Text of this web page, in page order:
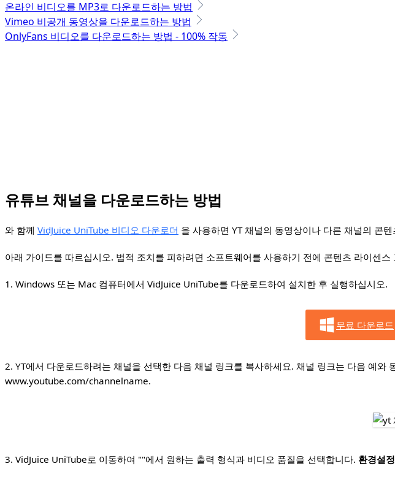
온라인 비디오를 MP3로 다운로드하는 방법
Vimeo 비공개 동영상을 다운로드하는 방법
OnlyFans 비디오를 다운로드하는 방법 - 100% 작동
유튜브 채널을 다운로드하는 방법
와 함께 VidJuice UniTube 비디오 다운로더 을 사용하면 YT 채널의 동영상이나 다른 채널의 콘
아래 가이드를 따르십시오. 법적 조치를 피하려면 소프트웨어를 사용하기 전에 콘텐츠 라이센
1. Windows 또는 Mac 컴퓨터에서 VidJuice UniTube를 다운로드하여 설치한 후 실행하십시오.
무료 다운로드
2. YT에서 다운로드하려는 채널을 선택한 다음 채널 링크를 복사하세요. 채널 링크는 다음
www.youtube.com/channelname.
3. VidJuice UniTube로 이동하여 ""에서 원하는 출력 형식과 비디오 품질을 선택합니다. 환경설정